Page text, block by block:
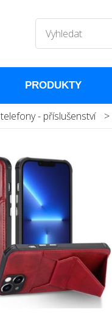
PRODUKTY
- příslušenství >